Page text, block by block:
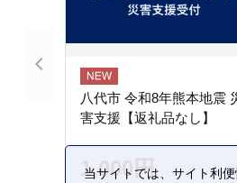
八代市 令和8年熊本地震
害支援【返礼品なし】
1,000円
当サイトでは、サイト利